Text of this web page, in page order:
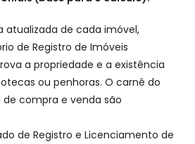
atualizada de cada imóvel,
de Registro de Imóveis
a propriedade e a existência
ou penhoras. O carnê do
de compra e venda são
de Registro e Licenciamento de